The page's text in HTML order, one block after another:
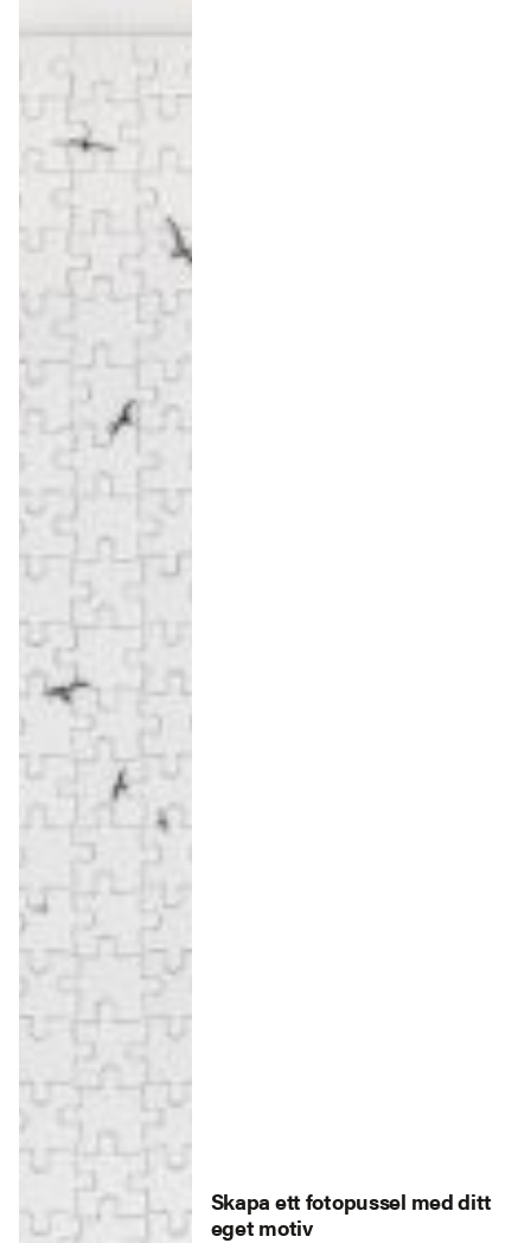
Skapa ett fotopussel med ditt
eget motiv